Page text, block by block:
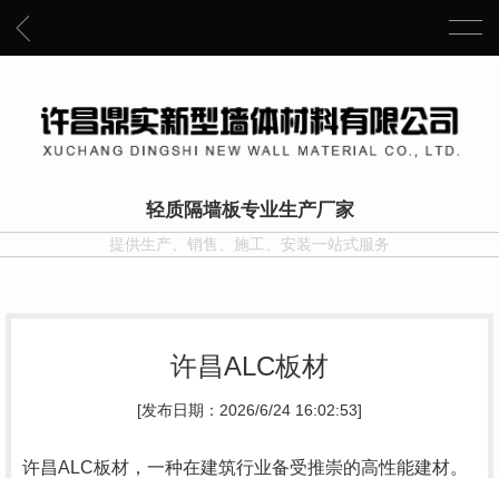
轻质隔墙板专业生产厂家
提供生产、销售、施工、安装一站式服务
许昌ALC板材
[发布日期：2026/6/24 16:02:53]
许昌ALC板材，一种在建筑行业备受推崇的高性能建材。